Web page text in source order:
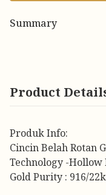
Summary
Product
Produk Info:
Cincin Belah Rotan
Technology -Hollow
Gold Purity : 916/